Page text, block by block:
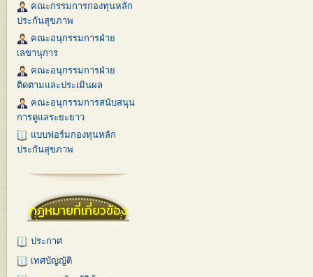
คณะกรรมการกองทุนหลัก
ประกันสุขภาพ
คณะอนุกรรมการฝ่าย
เลขานุการ
คณะอนุกรรมการฝ่าย
ติดตามและประเมินผล
คณะอนุกรรมการสนับสนุน
การดูแลระยะยาว
แบบฟอร์มกองทุนหลัก
ประกันสุขภาพ
กฏหมายที่เกี่ยวข้อง
ประกาศ
เทศบัญญัติ